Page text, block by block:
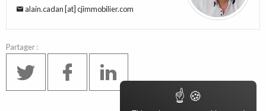
alain.cadan [at] cjimmobilier.com
Partager :